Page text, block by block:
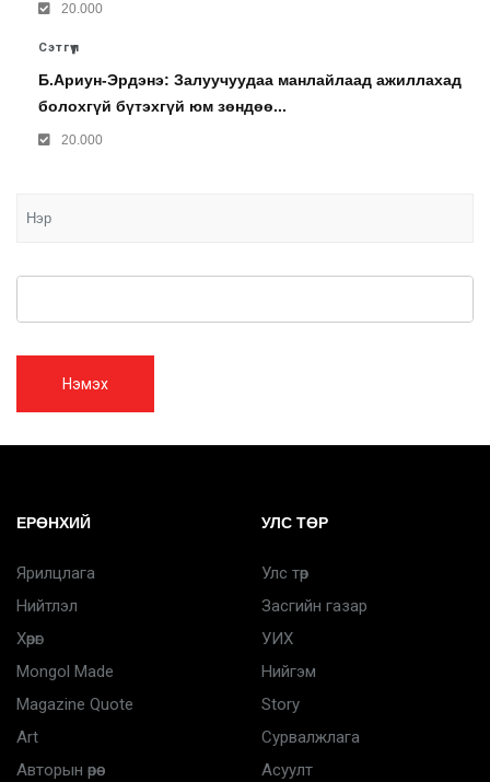
20.000
Сэтгүүл
Б.Ариун-Эрдэнэ: Залуучуудаа манлайлаад ажиллахад
болохгүй бүтэхгүй юм зөндөө...
20.000
Нэмэх
ЕРӨНХИЙ
Ярилцлага
Нийтлэл
Хөрөг
Mongol Made
Magazine Quote
Art
Авторын өрөө
УЛС ТӨР
Улс төр
Засгийн газар
УИХ
Нийгэм
Story
Сурвалжлага
Асуулт